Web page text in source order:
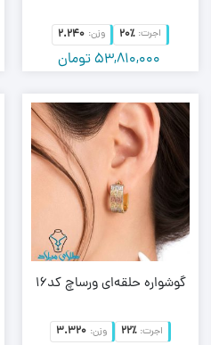
اجرت: 20٪ وزن: 2.240
53,810,000تومان
گوشواره حلقه‌ای ورساچ کد16
اجرت: 22٪ وزن: 3.320